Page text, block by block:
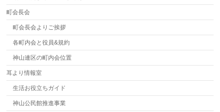
町会長会
町会長会よりご挨拶
各町内会と役員&規約
神山連区の町内会位置
耳より情報室
生活お役立ちガイド
神山公民館推進事業